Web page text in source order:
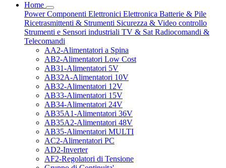
Home
PowerComponenti Elettronici Elettronica Batterie & Pile
Ricetrasmittenti & Strumenti Sicurezza & Video controllo
Strumenti e Sensori industriali TV & Sat Radiocomandi &
Telecomandi
AA2-Alimentatori a Spina
AB2-Alimentatori Low Cost
AB31-Alimentatori 5V
AB32A-Alimentatori 10V
AB32-Alimentatori 12V
AB33-Alimentatori 15V
AB34-Alimentatori 24V
AB35A1-Alimentatori 36V
AB35A2-Alimentatori 48V
AB35-Alimentatori MULTI
AC2-Alimentatori PC
AD2-Inverter
AF2-Regolatori di Tensione